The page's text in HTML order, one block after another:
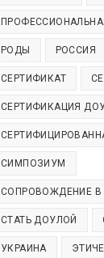
РОДЫ РОССИЯ
СЕРТИФИКАТ
СЕРТИФИКАЦИЯ
СИМПОЗИУМ
СОПРОВОЖДЕНИЕ В
СТАТЬ ДОУЛОЙ
УКРАИНА